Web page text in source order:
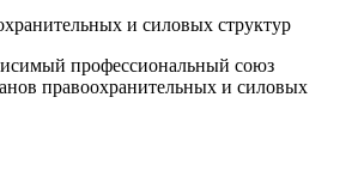
и силовых структур
профессиональный союз
правоохранительных и силовых